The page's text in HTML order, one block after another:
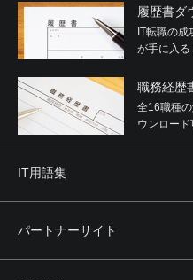
履歴書ダ
IT転職の
が手に入る
職務経歴
全16職種
ウンロード
IT用語集
パートナーサイト